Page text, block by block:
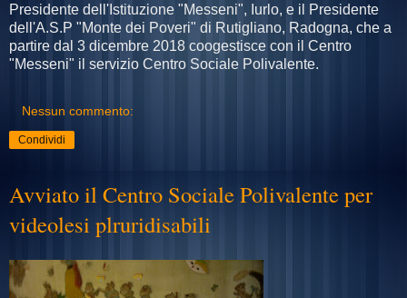
Presidente dell'Istituzione "Messeni", Iurlo, e il Presidente
dell'A.S.P "Monte dei Poveri" di Rutigliano, Radogna, che a
partire dal 3 dicembre 2018 coogestisce con il Centro
"Messeni" il servizio Centro Sociale Polivalente.
Nessun commento:
Condividi
Avviato il Centro Sociale Polivalente per
videolesi plruridisabili